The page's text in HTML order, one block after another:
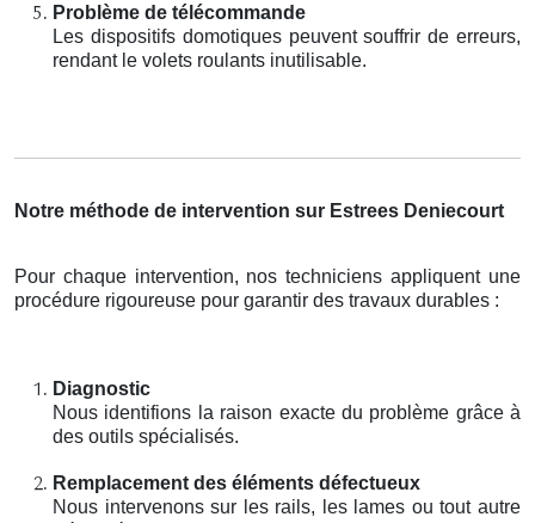
Problème de télécommande
Les dispositifs domotiques peuvent souffrir de erreurs,
rendant le volets roulants inutilisable.
Notre méthode de intervention sur Estrees Deniecourt
Pour chaque intervention, nos techniciens appliquent une
procédure rigoureuse pour garantir des travaux durables :
Diagnostic
Nous identifions la raison exacte du problème grâce à
des outils spécialisés.
Remplacement des éléments défectueux
Nous intervenons sur les rails, les lames ou tout autre